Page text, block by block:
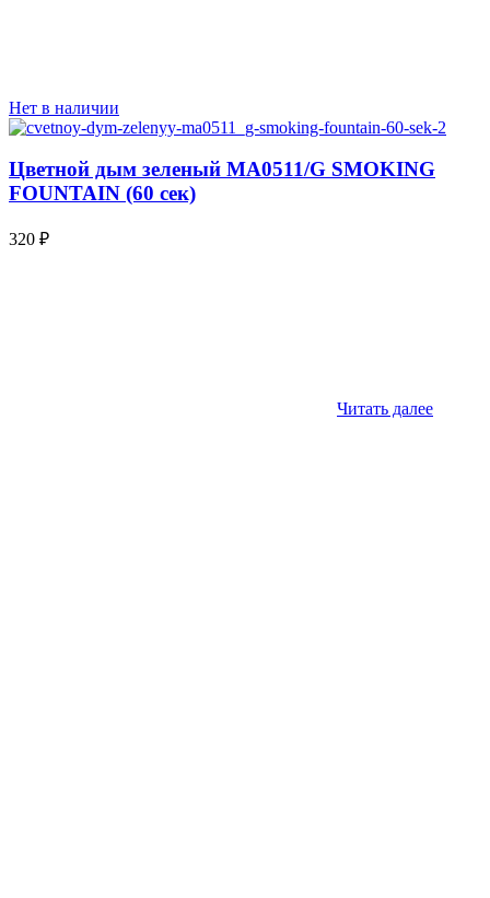
Нет в наличии
Цветной дым зеленый MA0511/G SMOKING
FOUNTAIN (60 сек)
320 ₽
Читать далее